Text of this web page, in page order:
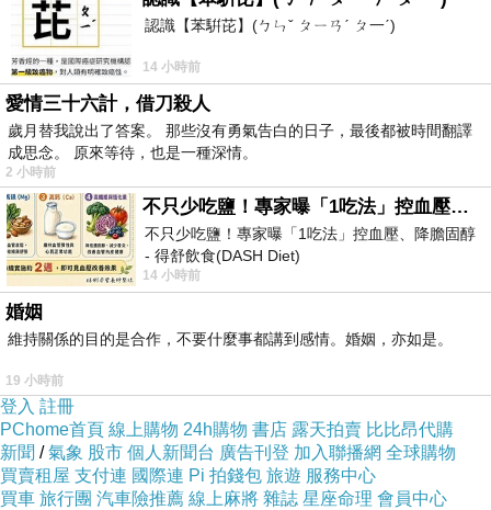
好吧，先介紹一些影片，有興趣的話可以先看一
下：
1.MathAudio Room EQ的介紹
2.Room mode的介紹。
2. REW的介紹。
看完後，理論上你應該就會有基礎的概念了！鼴
鼠個人用的方法是：
境。
2.真的不行，就祭出Room EQ。
認識【苯騈芘】(ㄅㄣˇ ㄆㄧㄢˊ ㄆ一ˊ)
14 小時前
愛情三十六計，借刀殺人
歲月替我說出了答案。 那些沒有勇氣告白的日子，最後都被時間翻譯
成思念。 原來等待，也是一種深情。
2 小時前
不只少吃鹽！專家曝「1吃法」控血壓、降膽固醇 - 得舒飲食(DASH Diet)
不只少吃鹽！專家曝「1吃法」控血壓、降膽固醇
- 得舒飲食(DASH Diet)
https://www.facebook.com/dietitiansophia/posts/
14 小時前
婚姻
維持關係的目的是合作，不要什麼事都講到感情。婚姻，亦如是。
19 小時前
登入 註冊
PChome首頁 線上購物 24h購物 書店 露天拍賣 比比昂代購
新聞 /氣象 股市 個人新聞台 廣告刊登 加入聯播網 全球購物
買賣租屋 支付連 國際連 Pi 拍錢包 旅遊 服務中心
買車 旅行團 汽車險推薦 線上麻將 雜誌 星座命理 會員中心